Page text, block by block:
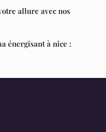
allure avec nos
énergisant à nice :